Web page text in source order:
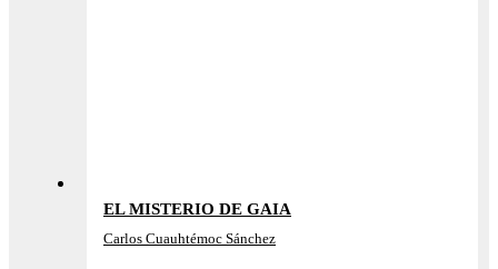
EL MISTERIO DE GAIA
Carlos Cuauhtémoc Sánchez